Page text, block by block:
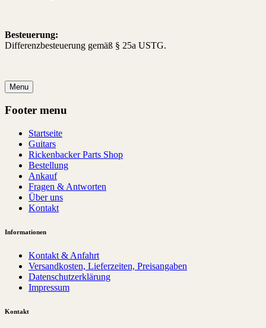
Besteuerung:
Differenzbesteuerung gemäß § 25a USTG.
Menu
Footer menu
Startseite
Guitars
Rickenbacker Parts Shop
Bestellung
Ankauf
Fragen & Antworten
Über uns
Kontakt
Informationen
Kontakt & Anfahrt
Versandkosten, Lieferzeiten, Preisangaben
Datenschutzerklärung
Impressum
Kontakt